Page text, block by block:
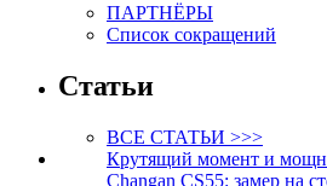
ПАРТНЁРЫ
Список сокращений
Статьи
ВСЕ СТАТЬИ >>>
Крутящий момент и
Changan CS55: замер на